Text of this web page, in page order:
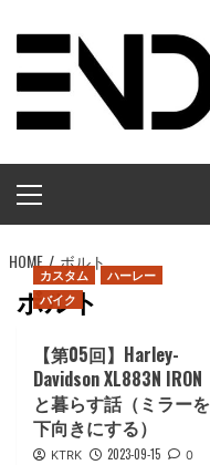
プ
イ
ン
メ
ニ
ュ
HOME ボルト
ボルト
カスタム
ハーレー
バイク
【第05回】Harley-
Davidson XL883N IRON
と暮らす話（ミラーを
下向きにする）
KTRK 2023-09-15 0